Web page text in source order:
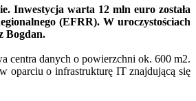
Inwestycja warta 12 mln euro została
(EFRR). W uroczystościach
Bogdan.
centra danych o powierzchni ok. 600 m2.
oparciu o infrastrukturę IT znajdującą się